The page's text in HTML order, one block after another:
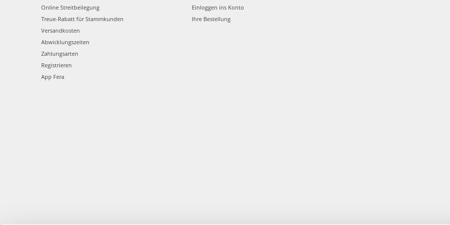
Online Streitbeilegung
Treue-Rabatt für Stammkunden
Versandkosten
Abwicklungszeiten
Zahlungsarten
Registrieren
App Fera
Einloggen ins Konto
Ihre Bestellung